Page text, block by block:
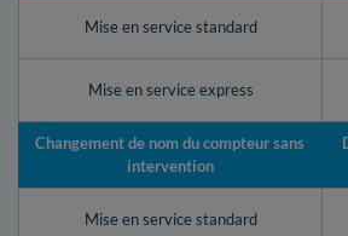
Mise en service standard
Mise en service express
Changement de nom du compteur sans
intervention
Mise en service standard